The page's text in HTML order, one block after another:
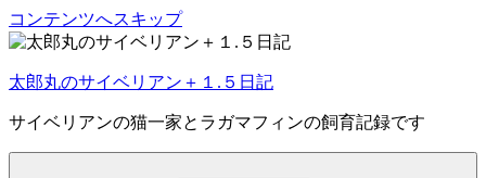
コンテンツへスキップ
太郎丸のサイベリアン＋１.５日記
サイベリアンの猫一家とラガマフィンの飼育記録です